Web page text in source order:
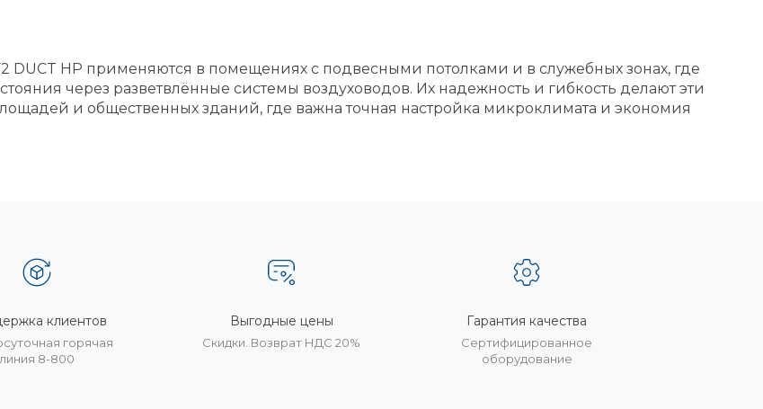
DUCT HP применяются в помещениях с подвесными потолками и в служебных зонах, где
через разветвлённые системы воздуховодов. Их надежность и гибкость делают эти
и общественных зданий, где важна точная настройка микроклимата и экономия
клиентов
горячая
линия 8-800
Выгодные цены
Скидки. Возврат НДС 20%
Гарантия качества
Сертифицированное
оборудование